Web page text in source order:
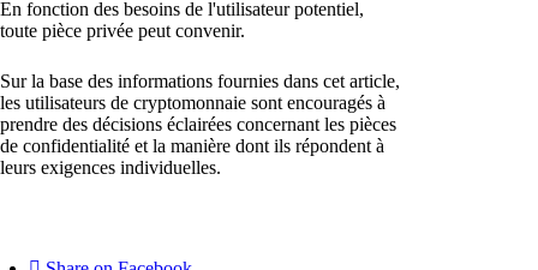
En fonction des besoins de l'utilisateur potentiel,
toute pièce privée peut convenir.
Sur la base des informations fournies dans cet article,
les utilisateurs de cryptomonnaie sont encouragés à
prendre des décisions éclairées concernant les pièces
de confidentialité et la manière dont ils répondent à
leurs exigences individuelles.